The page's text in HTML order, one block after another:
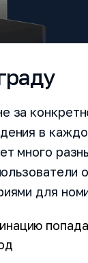
за
в
много
для